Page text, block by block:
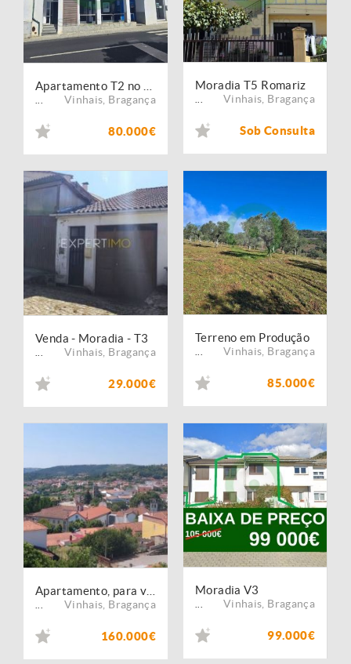
Vinhais Bragança
80.000€
Moradia T5 Romariz
Vinhais Bragança
Sob Consulta
Venda - Moradia - T3
Vinhais Bragança
29.000€
Terreno em Produção
Vinhais Bragança
85.000€
Vinhais Bragança
160.000€
Moradia V3
Vinhais Bragança
99.000€